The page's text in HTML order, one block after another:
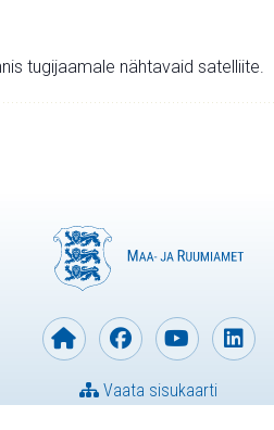
tugijaamale nähtavaid satelliite.
Vaata sisukaarti